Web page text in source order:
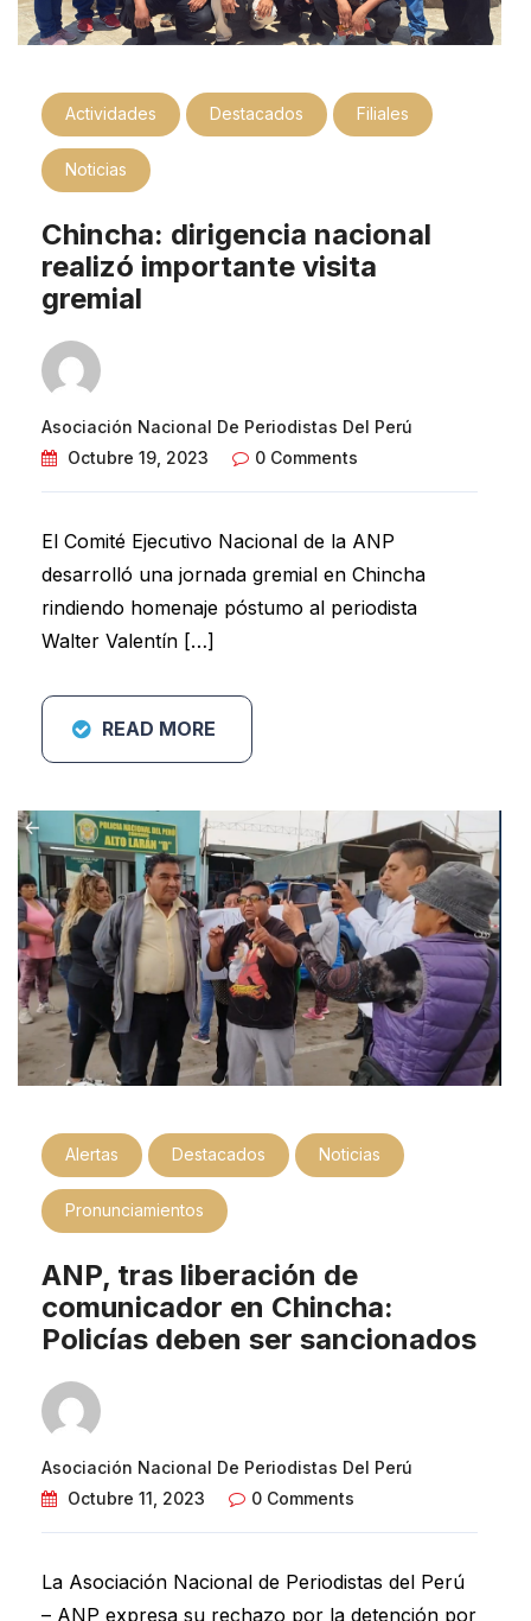
Actividades Destacados Filiales
Noticias
Chincha: dirigencia nacional
realizó importante visita
gremial
Asociación Nacional De Periodistas Del Perú
Octubre 19, 2023
0 Comments
El Comité Ejecutivo Nacional de la ANP
desarrolló una jornada gremial en Chincha
rindiendo homenaje póstumo al periodista
Walter Valentín […]
READ MORE
Alertas Destacados Noticias
Pronunciamientos
ANP, tras liberación de
comunicador en Chincha:
Policías deben ser sancionados
Asociación Nacional De Periodistas Del Perú
Octubre 11, 2023
0 Comments
La Asociación Nacional de Periodistas del Perú
– ANP expresa su rechazo por la detención por